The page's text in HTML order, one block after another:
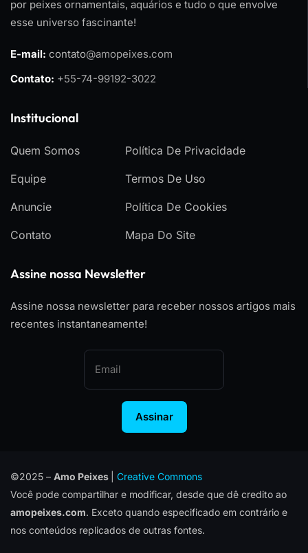
por peixes ornamentais, aquários e tudo o que envolve
esse universo fascinante!
E-mail: contato@amopeixes.com
Contato: +55-74-99192-3022
Institucional
Quem Somos
Equipe
Anuncie
Contato
Política De Privacidade
Termos De Uso
Política De Cookies
Mapa Do Site
Assine nossa Newsletter
Assine nossa newsletter para receber nossos artigos mais
recentes instantaneamente!
Assinar
©2025 – Amo Peixes
Creative Commons
Você pode compartilhar e modificar, desde que dê credito ao
amopeixes.com. Exceto quando especificado em contrário e
nos conteúdos replicados de outras fontes.